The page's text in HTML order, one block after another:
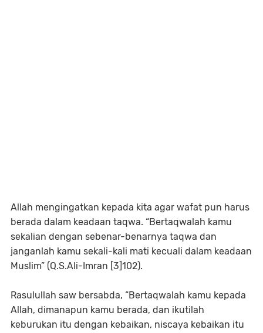
Allah mengingatkan kepada kita agar wafat pun harus
berada dalam keadaan taqwa. “Bertaqwalah kamu
sekalian dengan sebenar-benarnya taqwa dan
janganlah kamu sekali-kali mati kecuali dalam keadaan
Muslim” (Q.S.Ali-Imran [3]102).
Rasulullah saw bersabda, “Bertaqwalah kamu kepada
Allah, dimanapun kamu berada, dan ikutilah
keburukan itu dengan kebaikan, niscaya kebaikan itu